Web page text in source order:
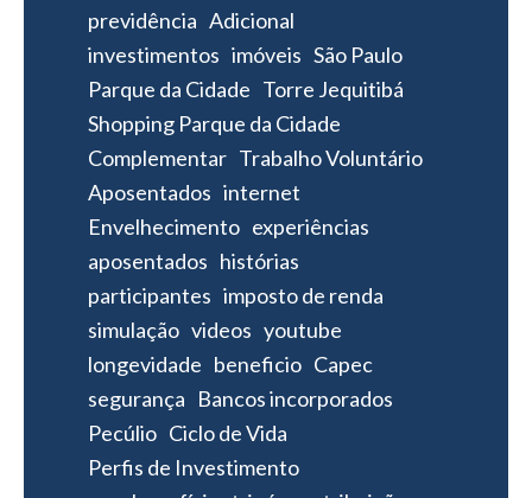
previdência Adicional
investimentos imóveis São Paulo
Parque da Cidade Torre Jequitibá
Shopping Parque da Cidade
Complementar Trabalho Voluntário
Aposentados internet
Envelhecimento experiências
aposentados histórias
participantes imposto de renda
simulação videos youtube
longevidade beneficio Capec
segurança Bancos incorporados
Pecúlio Ciclo de Vida
Perfis de Investimento